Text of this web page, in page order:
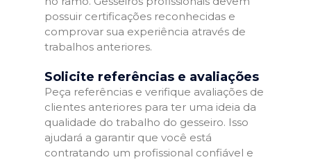
possuir certificações reconhecidas e
comprovar sua experiência através de
trabalhos anteriores.
Solicite referências e avaliações
Peça referências e verifique avaliações de
clientes anteriores para ter uma ideia da
qualidade do trabalho do gesseiro. Isso
ajudará a garantir que você está
contratando um profissional confiável e